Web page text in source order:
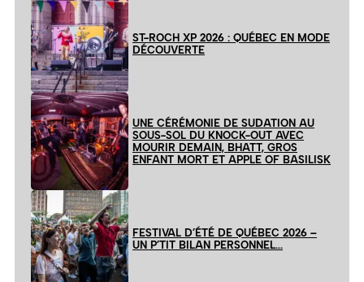
ST-ROCH XP 2026 : QUÉBEC EN MODE
DÉCOUVERTE
UNE CÉRÉMONIE DE SUDATION AU
SOUS-SOL DU KNOCK-OUT AVEC
MOURIR DEMAIN, BHATT, GROS
ENFANT MORT ET APPLE OF BASILISK
FESTIVAL D’ÉTÉ DE QUÉBEC 2026 –
UN P’TIT BILAN PERSONNEL…